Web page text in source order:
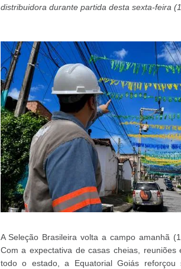
distribuidora durante partida desta sexta-feira
A Seleção Brasileira volta a campo amanhã
Com a expectativa de casas cheias,
todo o estado, a Equatorial Goiás